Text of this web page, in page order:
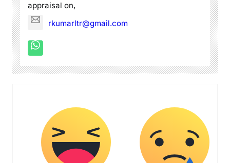
appraisal on,
rkumarltr@gmail.com